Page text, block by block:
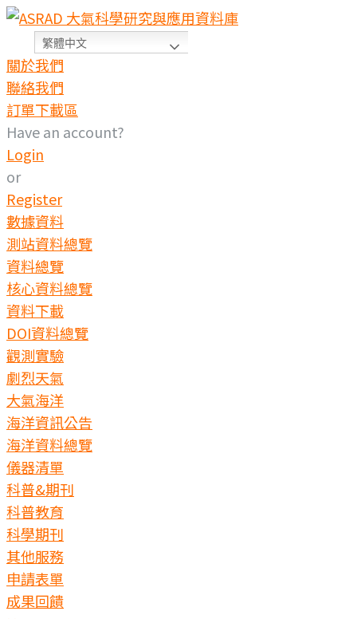
繁體中文
關於我們
聯絡我們
訂單下載區
Have an account?
Login
or
Register
數據資料
測站資料總覽
資料總覽
核心資料總覽
資料下載
DOI資料總覽
觀測實驗
劇烈天氣
大氣海洋
海洋資訊公告
海洋資料總覽
儀器清單
科普&期刊
科普教育
科學期刊
其他服務
申請表單
成果回饋